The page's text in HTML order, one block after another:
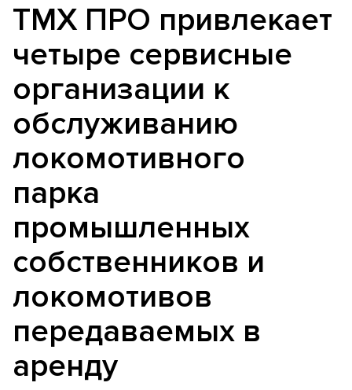
ТМХ ПРО привлекает
четыре сервисные
организации к
обслуживанию
локомотивного
парка
промышленных
собственников и
локомотивов
передаваемых в
аренду